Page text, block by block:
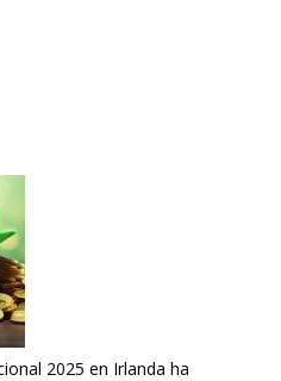
2025 en Irlanda ha